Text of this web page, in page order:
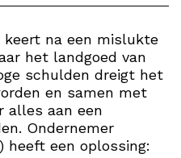
keert na een mislukte
het landgoed van
schulden dreigt het
en samen met
alles aan een
Ondernemer
heeft een oplossing: